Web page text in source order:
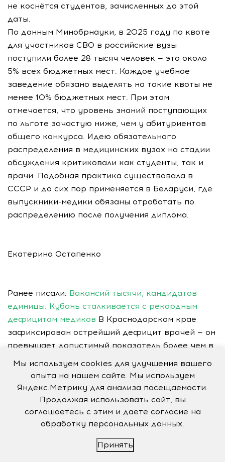
не коснётся студентов, зачисленных до этой
даты.
По данным Минобрнауки, в 2025 году по квоте
для участников СВО в российские вузы
поступили более 28 тысяч человек — это около
5% всех бюджетных мест. Каждое учебное
заведение обязано выделять на такие квоты не
менее 10% бюджетных мест. При этом
отмечается, что уровень знаний поступающих
по льготе зачастую ниже, чем у абитуриентов
общего конкурса. Идею обязательного
распределения в медицинских вузах на стадии
обсуждения критиковали как студенты, так и
врачи. Подобная практика существовала в
СССР и до сих пор применяется в Беларуси, где
выпускники-медики обязаны отработать по
распределению после получения диплома.
Екатерина Остапенко
Ранее писали: Вакансий тысячи, кандидатов
единицы: Кубань сталкивается с рекордным
дефицитом медиков В Краснодарском крае
зафиксирован острейший дефицит врачей — он
превышает допустимый показатель более чем в
Кто нас теперь будет лечить?!
Острый дефицит кадров вынуждает Минздрав
пойти на крайние мерыМинздрав планирует
расширить полномочия фельдшеров и
акушерок, разрешив им выписывать лекарства
и вести роды. Новые правила начнут
Мы используем cookies для улучшения вашего
опыта на нашем сайте. Мы используем
Яндекс.Метрику для анализа посещаемости.
Продолжая использовать сайт, вы
соглашаетесь с этим и даете согласие на
обработку персональных данных.
Принять